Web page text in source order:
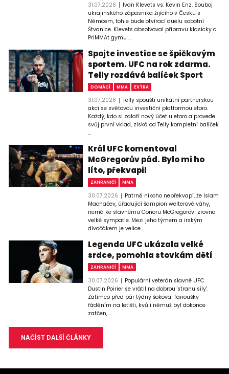
31.07.2026
Ivan Klevets vs. Kevin Enz. Souboj
ukrajinského zápasníka žijícího v Česku s
Němcem, tohle bude otvírací duelu sobotní
Štvanice. Klevets absolvoval přípravu klasicky c
PriMMAt gymu ...
Spojte investice se špičkovým
sportem. UFC na rok zdarma.
Telly rozdává balíček Sport
DOMÁCÍ MMA EXTRA
31.07.2026
Telly spouští unikátní partnerskou
akci se světovou investiční platformou etoro.
Každý, kdo si založí nový účet u etoro a provede
svůj první vklad, získá od Telly kompletní balíček
...
Král UFC komentoval
McGregorův pád. Bylo mi ho
líto, překvapil
ZAHRANIČÍ MMA
30.07.2026
Patrně nikoho nepřekvapí, že Islam
Machačev, úřadující šampion welterové váhy,
nemá ke slavnému Conoru McGregorovi zrovna
velké sympatie. Mezi jeho týmem a irským
divočákem je velice ...
Legenda UFC ukázala velké
srdce, pomohla stovkám dětí
ZAHRANIČÍ MMA
30.07.2026
Populární veterán slavné UFC
Dustin Poirier se vrátil na dobrou 'stranu síly'.
Zatímco před pár týdny šokoval fanoušky
řáděním na letišti, kvůli němuž byl dokonce
zatčen, ...
NAČÍST DALŠÍ ČLÁNKY